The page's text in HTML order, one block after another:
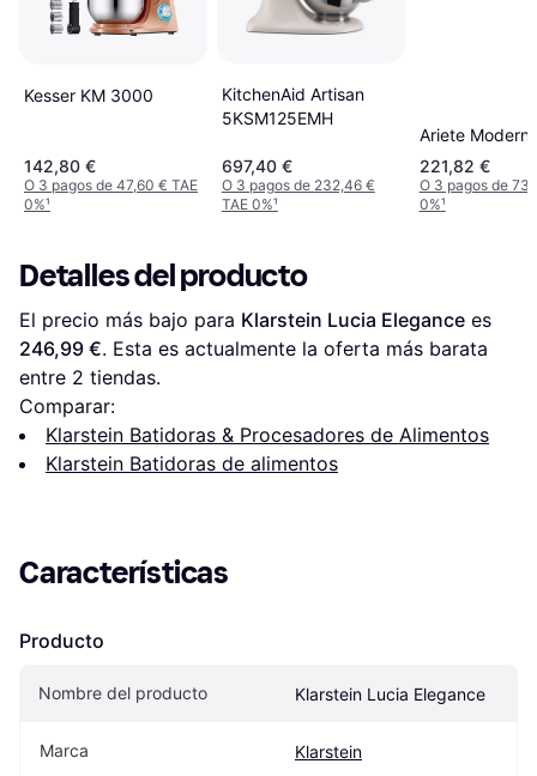
Kesser KM 3000
142,80 €
O 3 pagos de 47,60 € TAE
0%¹
KitchenAid Artisan
5KSM125EMH
697,40 €
O 3 pagos de 232,46 €
TAE 0%¹
Ariete
221,82 €
O 3 pagos de
0%¹
Detalles del producto
El precio más bajo para Klarstein Lucia Elegance
246,99 €. Esta es actualmente la oferta más barata
entre 2 tiendas.
Comparar:
Klarstein Batidoras & Procesadores de Alimentos
Klarstein Batidoras de alimentos
Características
Producto
Nombre del producto Klarstein Lucia Elegance
Marca Klarstein